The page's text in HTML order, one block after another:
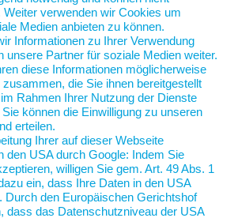
lächerlichsten Firmen des
Zweifel der FC Bayern.
Absagen hat man sich auf der
keiner will mehr zu der
Adresse des
Fußballs. Die Satireseite
verwenden wir Cookies um
Medien anbieten zu können.
Informationen zu Ihrer Verwendung
unsere Partner für soziale Medien weiter.
diese Informationen möglicherweise
die Sie ihnen bereitgestellt
Rahmen Ihrer Nutzung der Dienste
können die Einwilligung zu unseren
erteilen.
Ihrer auf dieser Webseite
den USA durch Google: Indem Sie
willigen Sie gem. Art. 49 Abs. 1
ein, dass Ihre Daten in den USA
Durch den Europäischen Gerichtshof
dass das Datenschutzniveau der USA